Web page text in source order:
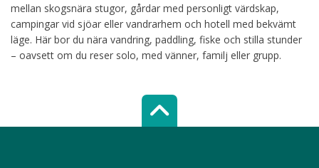
mellan skogsnära stugor, gårdar med personligt värdskap,
campingar vid sjöar eller vandrarhem och hotell med bekvämt
läge. Här bor du nära vandring, paddling, fiske och stilla stunder
– oavsett om du reser solo, med vänner, familj eller grupp.
Scroll top of